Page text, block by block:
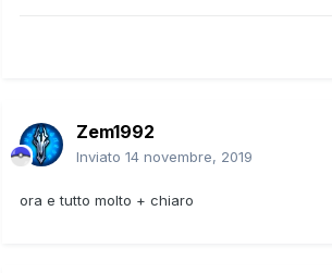
Zem1992
Inviato 14 novembre, 2019
ora e tutto molto + chiaro